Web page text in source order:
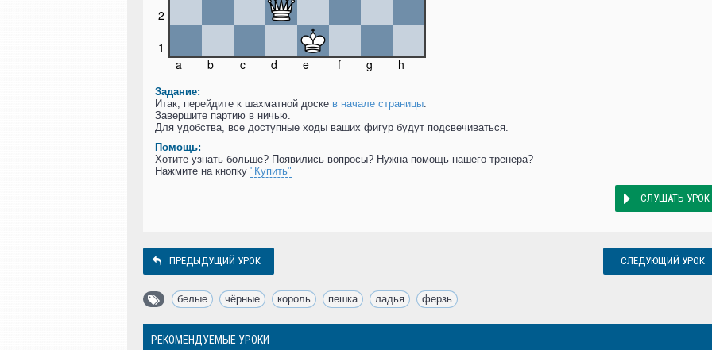
Задание:
Итак, перейдите к шахматной доске в начале страницы.
Завершите партию в ничью.
Для удобства, все доступные ходы ваших фигур будут подсвечиваться.
Помощь:
Хотите узнать больше? Появились вопросы? Нужна помощь нашего тренера?
Нажмите на кнопку "Купить"
СЛУШАТЬ УРОК
ПРЕДЫДУЩИЙ УРОК СЛЕДУЮЩИЙ УРОК
белые чёрные король пешка ладья ферзь
РЕКОМЕНДУЕМЫЕ УРОКИ